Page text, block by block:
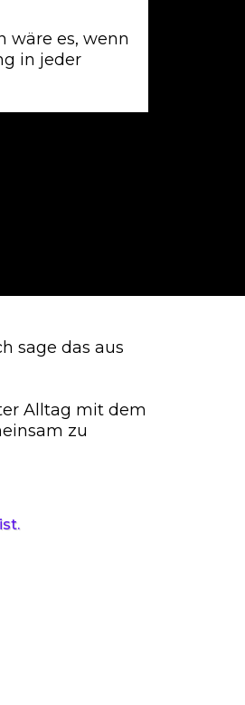
wäre es, wenn
in jeder
sage das aus
Alltag mit dem
zu